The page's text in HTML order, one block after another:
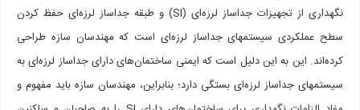
نگهداری از تجهیزات جداساز لرزه‌ای (SI) و طبقه جداساز لرزه‌ای حفظ کردن
سطح عملکردی سیستم­های جداساز لرزه‌ای است که مهندسان سازه طراحی
کرده‌اند. این به این دلیل است که ایمنی ساختمان‌های دارای جداساز لرزه‌ای به
سیستم­های جداساز لرزه‌ای بستگی دارد؛ بنابراین، مهندسان سازه باید مفهوم و